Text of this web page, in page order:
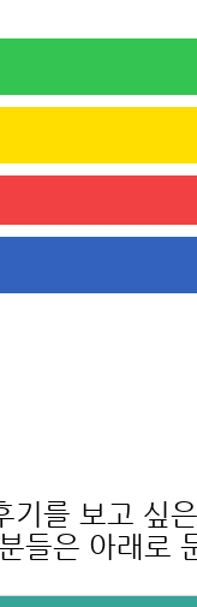
기를 보고 싶
들은 아래로